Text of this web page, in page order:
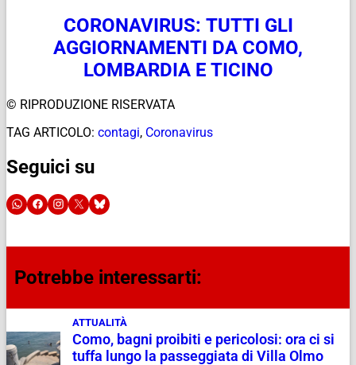
CORONAVIRUS: TUTTI GLI
AGGIORNAMENTI DA COMO,
LOMBARDIA E TICINO
© RIPRODUZIONE RISERVATA
TAG ARTICOLO: contagi, Coronavirus
Seguici su
Potrebbe interessarti:
ATTUALITÀ
Como, bagni proibiti e pericolosi: ora ci si
tuffa lungo la passeggiata di Villa Olmo